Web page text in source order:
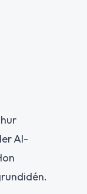
AI-